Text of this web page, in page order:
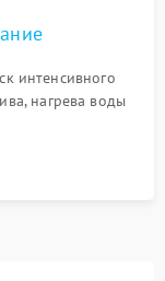
интенсивного
нагрева воды
шумов,
в поддоне.